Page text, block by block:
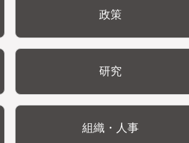
政策
研究
組織・人事